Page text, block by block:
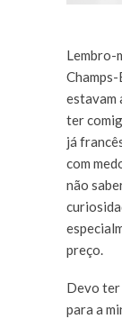
Lembro-
estavam
ter
já
com
não
preço.
Devo ter
para a